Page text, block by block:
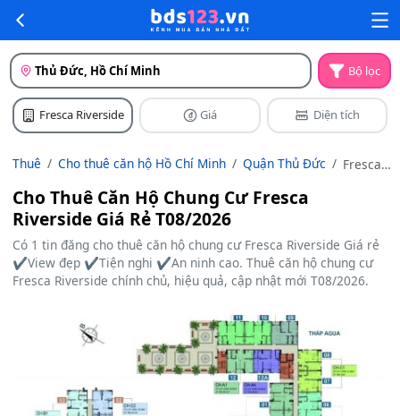
Thủ Đức, Hồ Chí Minh Bộ lọc
Fresca Riverside Giá Diện tích
Thuê Cho thuê căn hộ Hồ Chí Minh Quận Thủ Đức
Fresca
Cho Thuê Căn Hộ Chung Cư Fresca
Riverside Giá Rẻ T08/2026
Có 1 tin đăng cho thuê căn hộ chung cư Fresca Riverside Giá rẻ
✔️View đẹp ✔️Tiện nghi ✔️An ninh cao. Thuê căn hộ chung cư
Fresca Riverside chính chủ, hiệu quả, cập nhật mới T08/2026.